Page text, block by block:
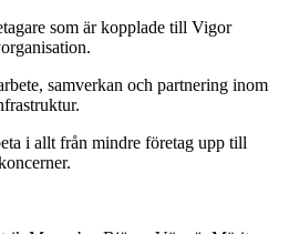
som är kopplade till Vigor
samverkan och partnering inom
i allt från mindre företag upp till